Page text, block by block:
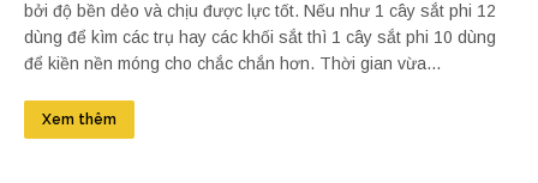
bởi độ bền dẻo và chịu được lực tốt. Nếu như 1 cây sắt phi 12
dùng để kìm các trụ hay các khối sắt thì 1 cây sắt phi 10 dùng
để kiền nền móng cho chắc chắn hơn. Thời gian vừa...
Xem thêm